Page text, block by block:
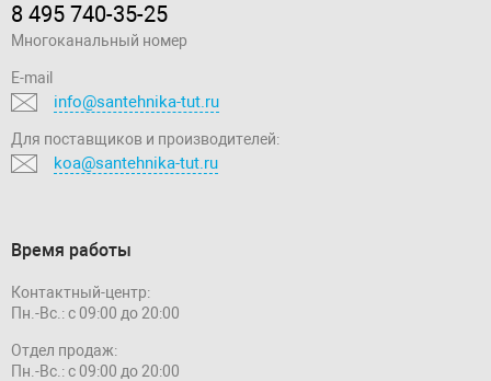
8 495 740-35-25
Многоканальный номер
E-mail
info@santehnika-tut.ru
Для поставщиков и производителей:
koa@santehnika-tut.ru
Время работы
Контактный-центр:
Пн.-Вс.: с 09:00 до 20:00
Отдел продаж:
Пн.-Вс.: с 09:00 до 20:00